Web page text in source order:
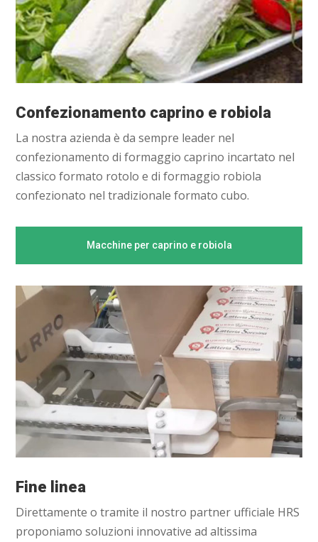
Confezionamento caprino e robiola
La nostra azienda è da sempre leader nel
confezionamento di formaggio caprino incartato nel
classico formato rotolo e di formaggio robiola
confezionato nel tradizionale formato cubo.
Macchine per caprino e robiola
Fine linea
Direttamente o tramite il nostro partner ufficiale HRS
proponiamo soluzioni innovative ad altissima